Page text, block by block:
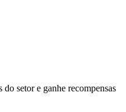
setor e ganhe recompensas